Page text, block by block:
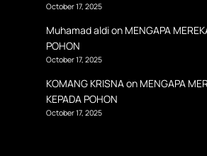
October 17, 2025
Muhamad aldion MENGAPA
POHON
October 17, 2025
KOMANG KRISNAon MENGAPA
KEPADA POHON
October 17, 2025